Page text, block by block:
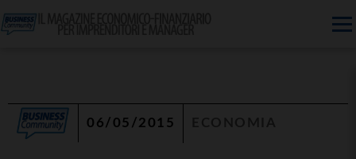
06/05/2015